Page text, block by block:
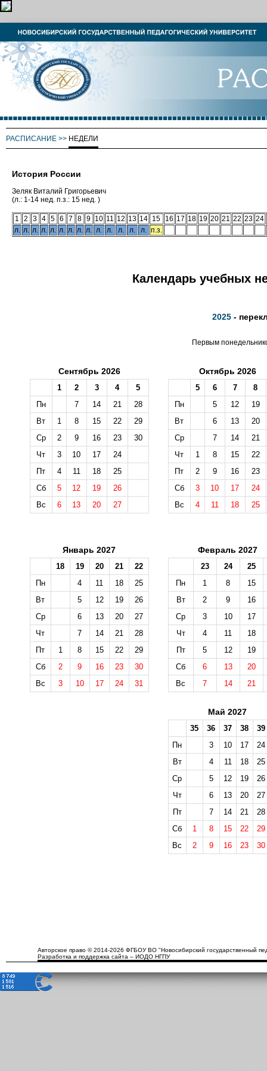
РАСПИСАНИЕ >> НЕДЕЛИ
История России
Зеляк Виталий Григорьевич
(л.: 1-14 нед. п.з.: 15 нед. )
1 2 3 4 5 6 7 8 9 10 11 12 13 14 15 16 17 18 19 20 21 22 23 24
л. л. л. л. л. л. л. л. л. л. л. л. л. л. п.з.
Календарь учебных
2025 -
Первым
Сентябрь 2026
1 2 3 4
5
Пн
7 14 21
28
Вт
1 8 15 22
29
Ср
2 9 16 23
30
Чт
3 10 17
24
Пт
4 11 18
25
Сб
5 12 19
26
Вс
6 13 20 27
Октябрь 2026
5 6 7
8
Пн
5 12
19
Вт
6 13
20
Ср
7 14
21
Чт
1 8 15
22
Пт
2 9 16
23
Сб
3 10 17
24
Вс
4 11 18 25
Январь 2027
18 19 20 21
22
Пн
4 11 18
25
Вт
5 12 19
26
Ср
6 13 20
27
Чт
7 14 21
28
Пт
1 8 15 22
29
Сб
2 9 16 23
30
Вс
3 10 17 24 31
Февраль 2027
23 24
25
Пн
1 8
15
Вт
2 9
16
Ср
3 10
17
Чт
4 11
18
Пт
5 12
19
Сб
6 13
20
Вс
7 14 21
Май 2027
35 36 37 38
39
Пн
3 10 17
24
Вт
4 11 18
25
Ср
5 12 19
26
Чт
6 13 20
27
Пт
7 14 21
28
Сб
1 8 15 22
29
Вс
2 9 16 23 30
Авторское право © 2014-2026 ФГБОУ ВО "Новосибирский государственный
Разработка и поддержка сайта – ИОДО НГПУ